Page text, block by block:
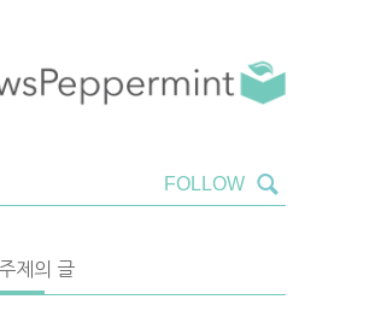
제의 글